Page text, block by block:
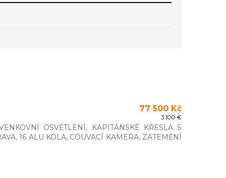
77 500 Kč
3 100 €
OSVĚTLENÍ, KAPITÁNSKÉ KŘESLA S
16 ALU KOLA, COUVACÍ KAMERA, ZATEMĚNÍ